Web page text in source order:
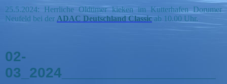
25.5.2024: Herrliche Oldtimer kieken im Kutterhafen Dorumer
Neufeld bei der ADAC Deutschland Classic ab 10.00 Uhr.
02-
03_2024___________________